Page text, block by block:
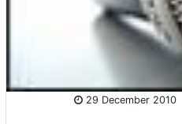
29 December 2010